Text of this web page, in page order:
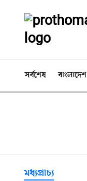
সর্বশেষ বাংলাদেশ
মধ্যপ্রাচ্য